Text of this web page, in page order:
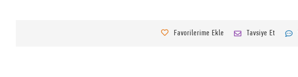
Favorilerime Ekle Tavsiye Et